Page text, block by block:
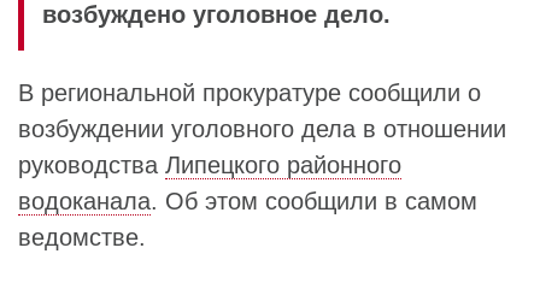
возбуждено уголовное дело.
В региональной прокуратуре сообщили о
возбуждении уголовного дела в отношении
руководства Липецкого районного
водоканала. Об этом сообщили в самом
ведомстве.